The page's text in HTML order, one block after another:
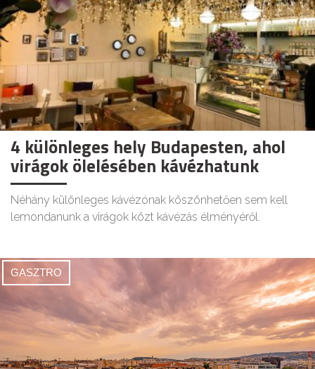
4 különleges hely Budapesten, ahol
virágok ölelésében kávézhatunk
Néhány különleges kávézónak köszönhetően sem kell
lemondanunk a virágok közt kávézás élményéről.
GASZTRO